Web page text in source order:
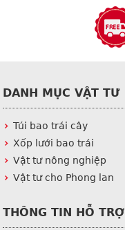
DANH MỤC VẬT TƯ
Túi bao trái cây
Xốp lưới bao trái
Vật tư nông nghiệp
Vật tư cho Phong lan
THÔNG TIN HỖ TRỢ